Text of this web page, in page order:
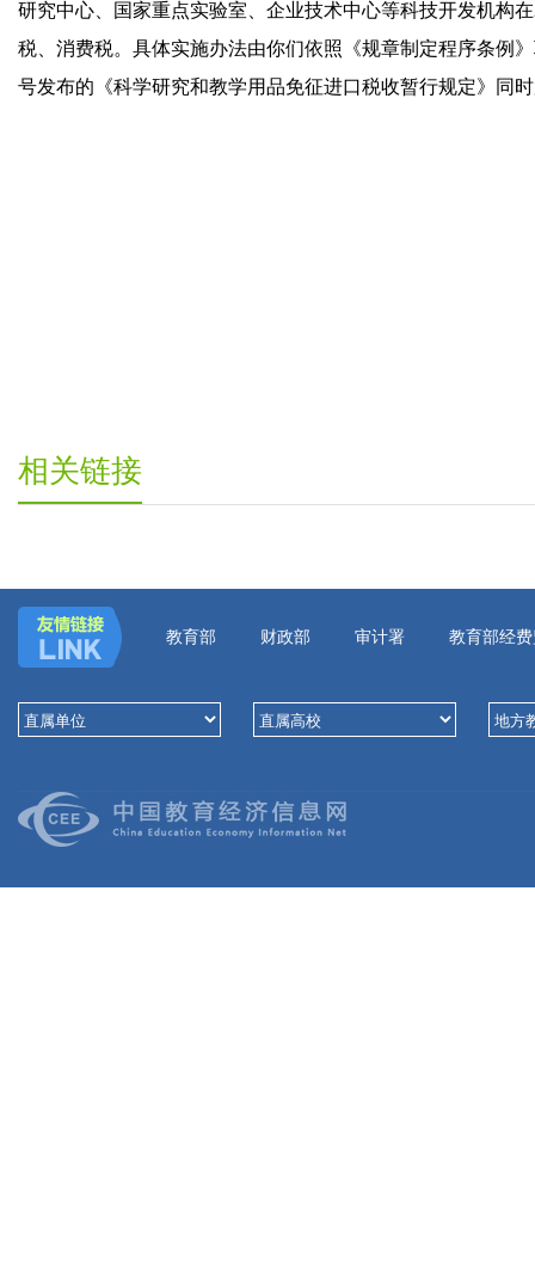
研究中心、国家重点实验室、企业技术中心等科技开发机构
税、消费税。具体实施办法由你们依照《规章制定程序条例
号发布的《科学研究和教学用品免征进口税收暂行规定》同
相关链接
教育部 财政部 审计署 教育部经